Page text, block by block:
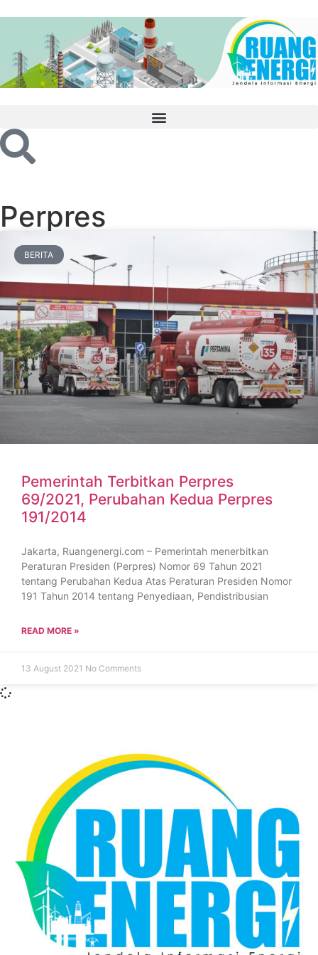
Perpres
BERITA
Pemerintah Terbitkan Perpres
69/2021, Perubahan Kedua Perpres
191/2014
Jakarta, Ruangenergi.com – Pemerintah menerbitkan
Peraturan Presiden (Perpres) Nomor 69 Tahun 2021
tentang Perubahan Kedua Atas Peraturan Presiden Nomor
191 Tahun 2014 tentang Penyediaan, Pendistribusian
READ MORE »
13 August 2021 No Comments